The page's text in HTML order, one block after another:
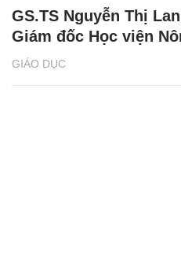
GIÁO DỤC
GS.TS Nguyễn Thị
Giám đốc Học viện